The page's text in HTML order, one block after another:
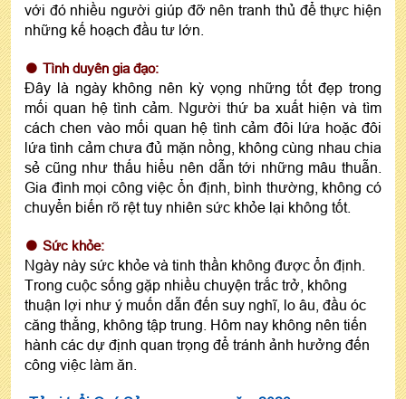
với đó nhiều người giúp đỡ nên tranh thủ để thực hiện
những kế hoạch đầu tư lớn.
Tình duyên gia đạo:
Đây là ngày không nên kỳ vọng những tốt đẹp trong
mối quan hệ tình cảm. Người thứ ba xuất hiện và tìm
cách chen vào mối quan hệ tình cảm đôi lứa hoặc đôi
lứa tình cảm chưa đủ mặn nồng, không cùng nhau chia
sẻ cũng như thấu hiểu nên dẫn tới những mâu thuẫn.
Gia đình mọi công việc ổn định, bình thường, không có
chuyển biến rõ rệt tuy nhiên sức khỏe lại không tốt.
Sức khỏe:
Ngày này sức khỏe và tinh thần không được ổn định.
Trong cuộc sống gặp nhiều chuyện trắc trở, không
thuận lợi như ý muốn dẫn đến suy nghĩ, lo âu, đầu óc
căng thẳng, không tập trung. Hôm nay không nên tiến
hành các dự định quan trọng để tránh ảnh hưởng đến
công việc làm ăn.